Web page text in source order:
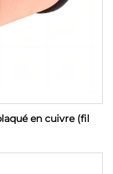
en cuivre (fil